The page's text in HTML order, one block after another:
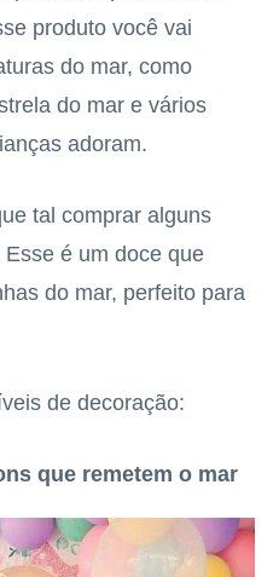
produto você vai
do mar, como
do mar e vários
adoram.
tal comprar alguns
é um doce que
do mar, perfeito para
de decoração:
que remetem o mar